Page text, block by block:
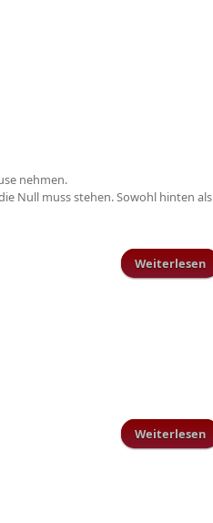
nehmen.
Null muss stehen. Sowohl hinten als
Weiterlesen
Weiterlesen